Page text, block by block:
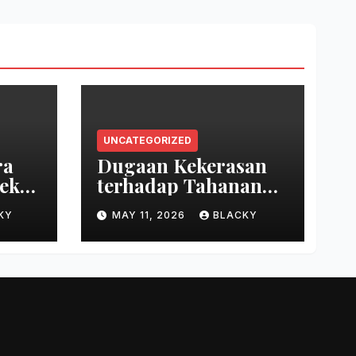
UNCATEGORIZED
Dugaan Kekerasan
terhadap Tahanan
Perempuan
Palestina
MAY 11, 2026 BLACKY